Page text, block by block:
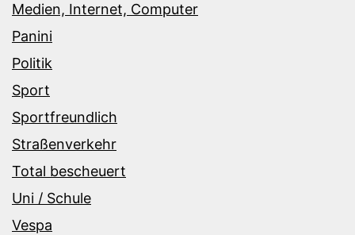
Medien, Internet, Computer
Panini
Politik
Sport
Sportfreundlich
Straßenverkehr
Total bescheuert
Uni / Schule
Vespa